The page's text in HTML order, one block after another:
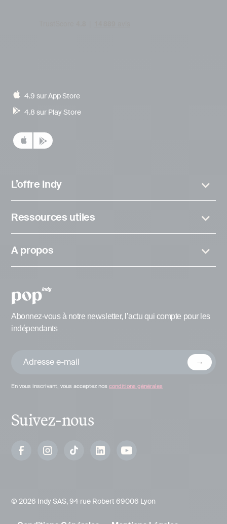
4.9 sur App Store
4.8 sur Play Store
L’offre Indy
Ressources utiles
A propos
Abonnez-vous à notre newsletter, l’actu qui compte pour les
indépendants
En vous inscrivant, vous acceptez nos conditions générales
Suivez-nous
© 2026 Indy SAS, 94 rue Robert 69006 Lyon